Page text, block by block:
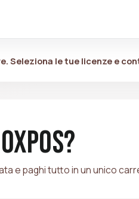
Seleziona le tue licenze e
e paghi tutto in un unico